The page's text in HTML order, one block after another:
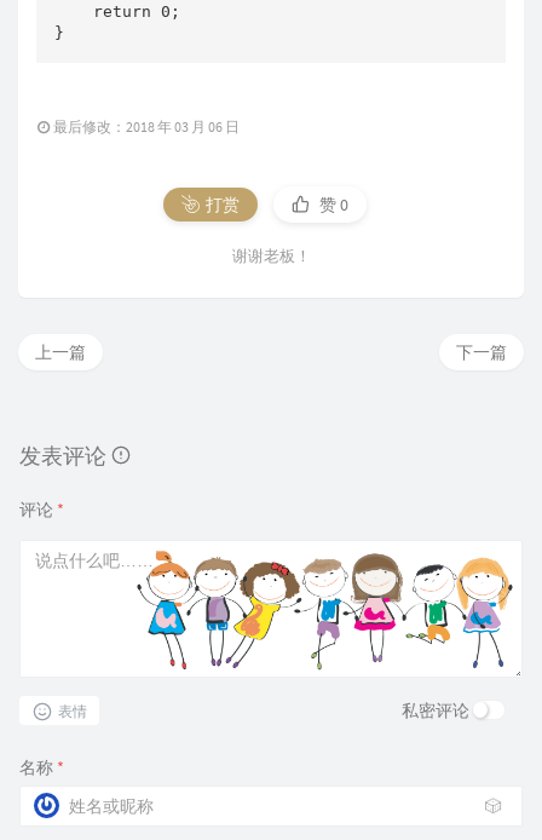
    return 0;
}
最后修改：2018 年 03 月 06 日
打赏 赞0
谢谢老板！
下一篇
上一篇
发表评论
评论 *
表情 私密评论
名称 *
🎲